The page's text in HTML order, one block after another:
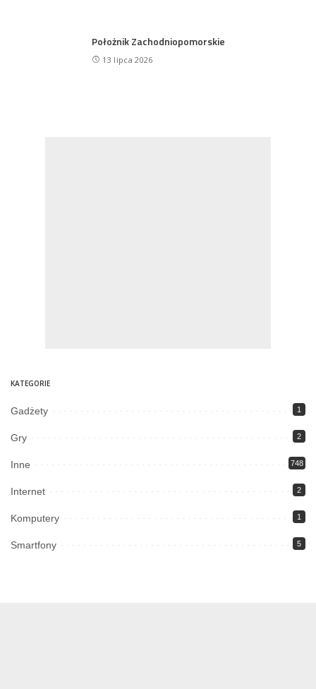
Położnik Zachodniopomorskie
13 lipca 2026
KATEGORIE
Gadżety 1
Gry 2
Inne 748
Internet 2
Komputery 1
Smartfony 5